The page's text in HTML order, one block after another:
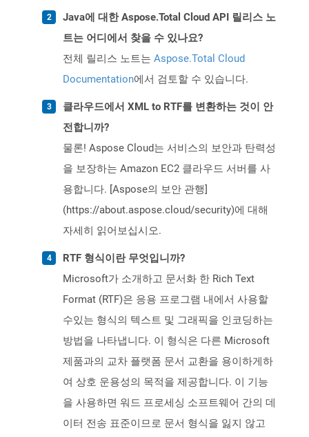
Java에 대한 Aspose.Total Cloud API 릴리스 노
트는 어디에서 찾을 수 있나요?
전체 릴리스 노트는 Aspose.Total Cloud
Documentation에서 검토할 수 있습니다.
클라우드에서 XML to RTF를 변환하는 것이 안
전합니까?
물론! Aspose Cloud는 서비스의 보안과 탄력성
을 보장하는 Amazon EC2 클라우드 서버를 사
용합니다. [Aspose의 보안 관행]
(https://about.aspose.cloud/security)에 대해
자세히 읽어보십시오.
RTF 형식이란 무엇입니까?
Microsoft가 소개하고 문서화 한 Rich Text
Format (RTF)은 응용 프로그램 내에서 사용할
수있는 형식의 텍스트 및 그래픽을 인코딩하는
방법을 나타냅니다. 이 형식은 다른 Microsoft
제품과의 교차 플랫폼 문서 교환을 용이하게하
여 상호 운용성의 목적을 제공합니다. 이 기능
을 사용하면 워드 프로세싱 소프트웨어 간의 데
이터 전송 표준이므로 문서 형식을 잃지 않고